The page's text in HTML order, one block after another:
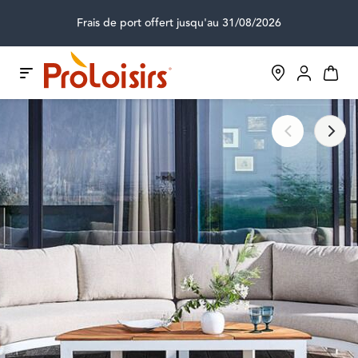
Frais de port offert jusqu'au 31/08/2026